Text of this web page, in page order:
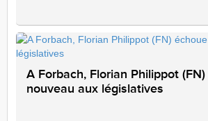
A Forbach, Florian Philippot
nouveau aux législatives